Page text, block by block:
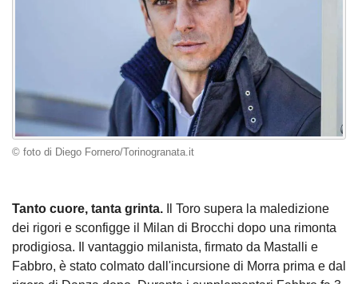
© foto di Diego Fornero/Torinogranata.it
Tanto cuore, tanta grinta.
Il Toro supera la maledizione
dei rigori e sconfigge il Milan di Brocchi dopo una rimonta
prodigiosa. Il vantaggio milanista, firmato da Mastalli e
Fabbro, è stato colmato dall'incursione di Morra prima e dal